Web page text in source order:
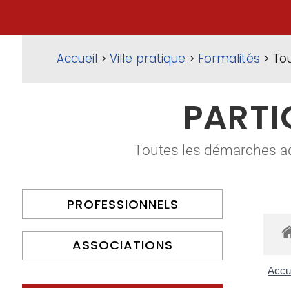
Accueil > Ville pratique > Formalités >
Toutes les démarches
PROFESSIONNELS
ASSOCIATIONS